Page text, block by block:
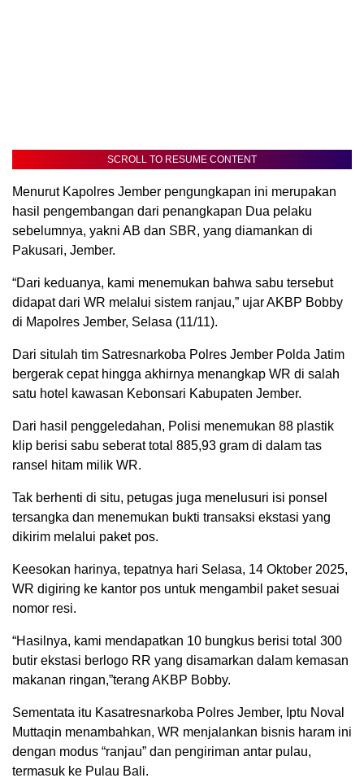
SCROLL TO RESUME CONTENT
Menurut Kapolres Jember pengungkapan ini merupakan
hasil pengembangan dari penangkapan Dua pelaku
sebelumnya, yakni AB dan SBR, yang diamankan di
Pakusari, Jember.
“Dari keduanya, kami menemukan bahwa sabu tersebut
didapat dari WR melalui sistem ranjau,” ujar AKBP Bobby
di Mapolres Jember, Selasa (11/11).
Dari situlah tim Satresnarkoba Polres Jember Polda Jatim
bergerak cepat hingga akhirnya menangkap WR di salah
satu hotel kawasan Kebonsari Kabupaten Jember.
Dari hasil penggeledahan, Polisi menemukan 88 plastik
klip berisi sabu seberat total 885,93 gram di dalam tas
ransel hitam milik WR.
Tak berhenti di situ, petugas juga menelusuri isi ponsel
tersangka dan menemukan bukti transaksi ekstasi yang
dikirim melalui paket pos.
Keesokan harinya, tepatnya hari Selasa, 14 Oktober 2025,
WR digiring ke kantor pos untuk mengambil paket sesuai
nomor resi.
“Hasilnya, kami mendapatkan 10 bungkus berisi total 300
butir ekstasi berlogo RR yang disamarkan dalam kemasan
makanan ringan,”terang AKBP Bobby.
Sementata itu Kasatresnarkoba Polres Jember, Iptu Noval
Muttaqin menambahkan, WR menjalankan bisnis haram ini
dengan modus “ranjau” dan pengiriman antar pulau,
termasuk ke Pulau Bali.